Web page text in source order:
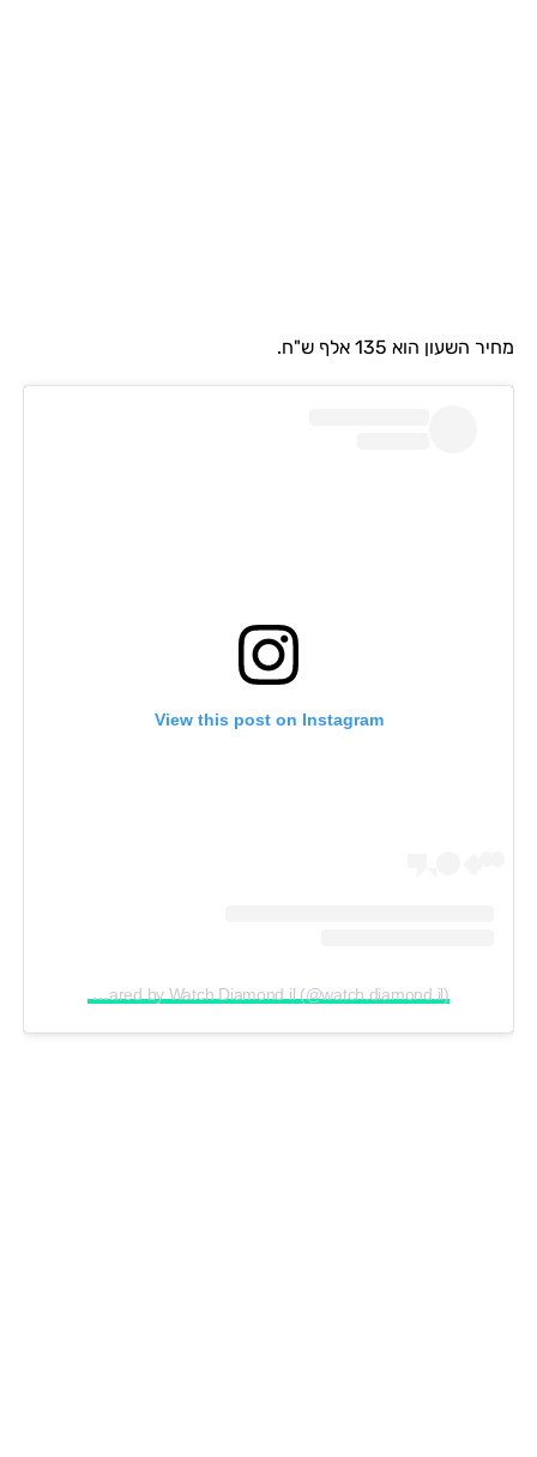
מחיר השעון הוא 135 אלף ש"ח.
View this post on Instagram
A post shared by Watch Diamond il (@watch.diamond.il)